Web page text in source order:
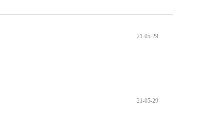
21-05-29
21-05-29